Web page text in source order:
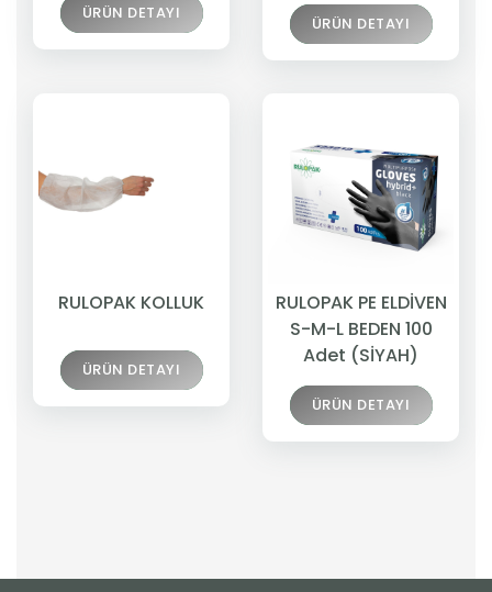
ÜRÜN DETAYI
ÜRÜN DETAYI
RULOPAK KOLLUK
ÜRÜN DETAYI
RULOPAK PE ELDİVEN
S-M-L BEDEN 100
Adet (SİYAH)
ÜRÜN DETAYI